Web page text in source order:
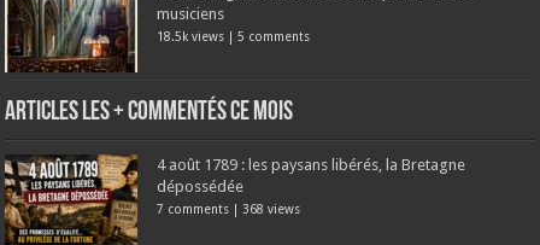
musiciens
18.5k views |5 comments
Articles les + commentés ce mois
4 août 1789 : les paysans libérés, la Bretagne
dépossédée
7 comments | 368 views